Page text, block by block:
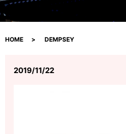
HOME DEMPSEY
2019/11/22